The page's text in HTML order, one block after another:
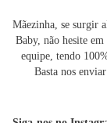
Mãezinha, se surgir
Baby, não hesite
equipe, tendo
Basta nos